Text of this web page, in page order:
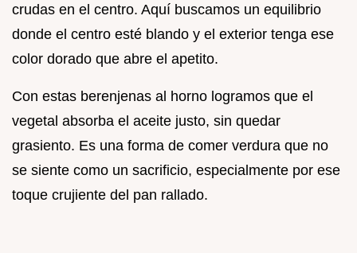
crudas en el centro. Aquí buscamos un equilibrio
donde el centro esté blando y el exterior tenga ese
color dorado que abre el apetito.
Con estas berenjenas al horno logramos que el
vegetal absorba el aceite justo, sin quedar
grasiento. Es una forma de comer verdura que no
se siente como un sacrificio, especialmente por ese
toque crujiente del pan rallado.